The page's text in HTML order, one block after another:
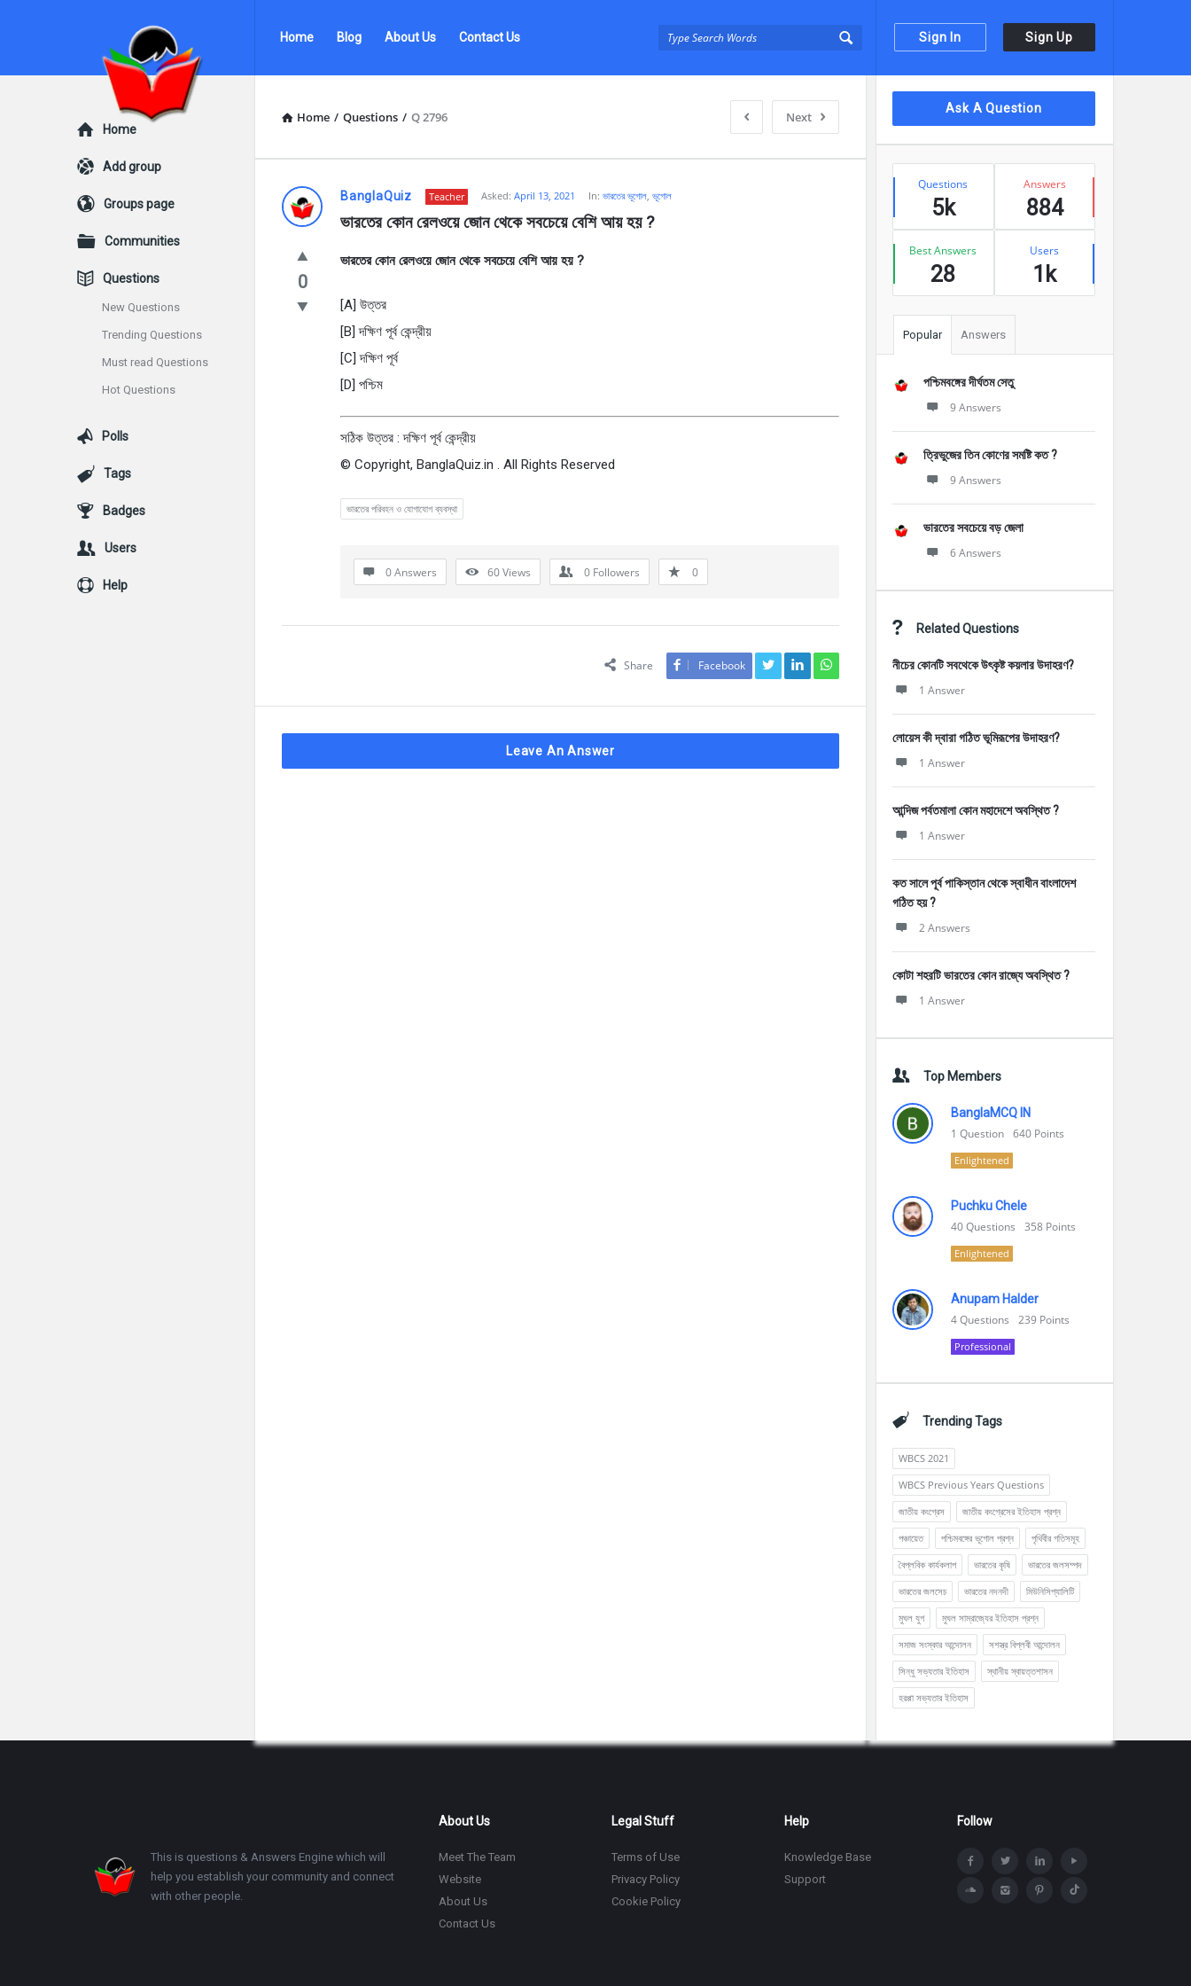
Sign In Sign Up
Questions
BanglaQuiz
Questions
by
BanglaQuiz
Home Blog About Us Contact Us
Home / Questions / Q 2796 Next
Ask
Questions
by
BanglaQuiz
Latest
Questions
BanglaQuiz Teacher Asked: April 13, 2021 In: ভারতের ভূগোল, ভূগোল
ভারতের কোন রেলওয়ে জোন থেকে সবচেয়ে বেশি আয় হয় ?
0
ভারতের কোন রেলওয়ে জোন থেকে সবচেয়ে বেশি আয় হয় ?
[A] উত্তর
[B] দক্ষিণ পূর্ব কেন্দ্রীয়
[C] দক্ষিণ পূর্ব
[D] পশ্চিম
সঠিক উত্তর : দক্ষিণ পূর্ব কেন্দ্রীয়
© Copyright, BanglaQuiz.in . All Rights Reserved
ভারতের পরিবহন ও যোগাযোগ ব্যবস্থা
0 Answers 60Views 0 Followers 0
Share Facebook
Leave An Answer
Sidebar
Ask A Question
StatsQuestions
5k
Answers
884
Best Answers
28
Users
1k
Popular Answers
পশ্চিমবঙ্গের দীর্ঘতম সেতু
9 Answers
ত্রিভুজের তিন কোণের সমষ্টি কত ?
9 Answers
ভারতের সবচেয়ে বড় জেলা
6 Answers
Related Questions
নীচের কোনটি সবথেকে উৎকৃষ্ট কয়লার উদাহরণ?
1 Answer
লোয়েস কী দ্বারা গঠিত ভূমিরূপের উদাহরণ?
1 Answer
আন্দিজ পর্বতমালা কোন মহাদেশে অবস্থিত ?
1 Answer
কত সালে পূর্ব পাকিস্তান থেকে স্বাধীন বাংলাদেশ
গঠিত হয় ?
2 Answers
কোটা শহরটি ভারতের কোন রাজ্যে অবস্থিত ?
1 Answer
Top Members
BanglaMCQ IN
1 Question 640 Points
Enlightened
Puchku Chele
40Questions 358 Points
Enlightened
Anupam Halder
4Questions 239 Points
Professional
Trending Tags
WBCS 2021
WBCS Previous Years Questions
জাতীয় কংগ্রেস
জাতীয় কংগ্রেসের ইতিহাস প্রশ্ন
পঞ্চায়েত
পশ্চিমবঙ্গের ভূগোল প্রশ্ন
পৃথিবীর গতিসমূহ
বৈপ্লবিক কার্যকলাপ
ভারতের কৃষি
ভারতের জলসম্পদ
ভারতের জলসেচ
ভারতের নদনদী
মিউনিসিপ্যালিটি
মুঘল যুগ
মুঘল সাম্রাজ্যের ইতিহাস প্রশ্ন
সমাজ সংস্কার আন্দোলন
সশস্ত্র বিপ্লবী আন্দোলন
সিন্ধু সভ্যতার ইতিহাস
স্থানীয় স্বায়ত্তশাসন
হরপ্পা সভ্যতার ইতিহাস
Explore
Home
Add group
Groups page
Communities
Questions
New Questions
Trending Questions
Must read Questions
Hot Questions
Polls
Tags
Badges
Users
Help
This is questions & Answers Engine which will
help you establish your community and connect
with other people.
About Us
Meet The Team
Website
About Us
Contact Us
Legal Stuff
Terms of Use
Privacy Policy
Cookie Policy
Help
Knowledge Base
Support
Follow